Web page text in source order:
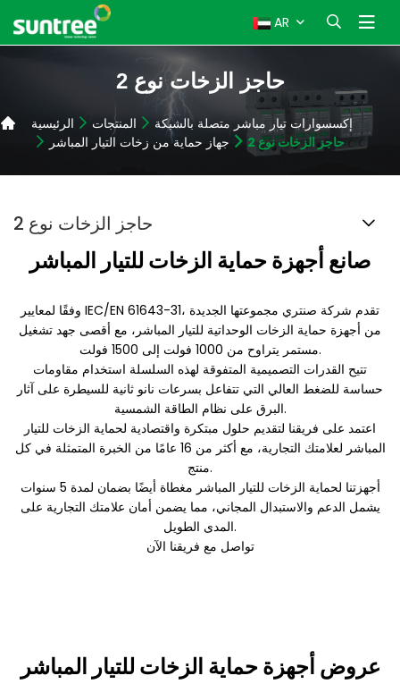
AR
حاجز الزخات نوع 2
الرئيسية المنتجات
إكسسوارات تيار مباشر متصلة بالشبكة
جهاز حماية من زخات التيار المباشر
حاجز الزخات نوع 2
حاجز الزخات نوع 2
صانع أجهزة حماية الزخات للتيار المباشر
وفقًا لمعايير IEC/EN 61643-31، تقدم شركة صنتري مجموعتها الجديدة
من أجهزة حماية الزخات الوحداتية للتيار المباشر، مع أقصى جهد تشغيل
مستمر يتراوح من 1000 فولت إلى 1500 فولت.
تتيح القدرات التصميمية المتفوقة لهذه السلسلة استخدام مقاومات
حساسة للضغط العالي التي تتفاعل بسرعات نانو ثانية للسيطرة على آثار
البرق على نظام الطاقة الشمسية.
اعتمد على فريقنا لتقديم حلول مبتكرة واقتصادية لحماية الزخات للتيار
المباشر لعلامتك التجارية، مع أكثر من 16 عامًا من الخبرة المتمثلة في كل
منتج.
أجهزتنا لحماية الزخات للتيار المباشر مغطاة أيضًا بضمان لمدة 5 سنوات
يشمل الدعم والاستبدال المجاني، مما يضمن أمان علامتك التجارية على
المدى الطويل.
تواصل مع فريقنا الآن
عروض أجهزة حماية الزخات للتيار المباشر